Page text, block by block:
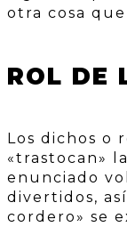
otra cosa
ROL DE
Los dichos o
«trastocan»
enunciado
divertidos,
cordero» se